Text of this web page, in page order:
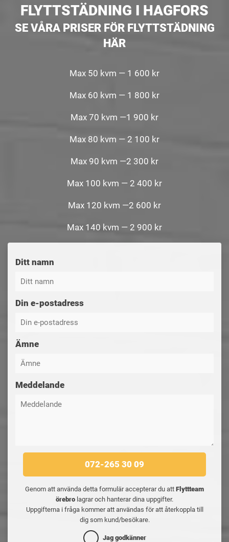
FLYTTSTÄDNING I HAGFORS
SE VÅRA PRISER FÖR FLYTTSTÄDNING
HÄR
Max 50 kvm — 1 600 kr
Max 60 kvm — 1 800 kr
Max 70 kvm —1 900 kr
Max 80 kvm — 2 100 kr
Max 90 kvm —2 300 kr
Max 100 kvm — 2 400 kr
Max 120 kvm —2 600 kr
Max 140 kvm — 2 900 kr
Ditt namn
Din e-postadress
Ämne
Meddelande
072-265 30 09
Genom att använda detta formulär accepterar du att Flyttteam
örebro lagrar och hanterar dina uppgifter.
Uppgifterna i fråga kommer att användas för att återkoppla till
dig som kund/besökare.
Jag godkänner